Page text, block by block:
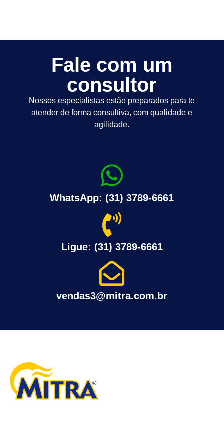
Fale com um
consultor
Nossos especialistas estão preparados para te
atender de forma consultiva, com qualidade e
agilidade.
WhatsApp: (31) 3789-6661
Ligue: (31) 3789-6661
vendas3@mitra.com.br